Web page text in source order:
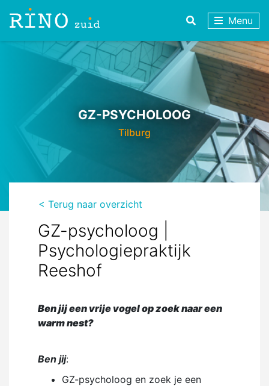
Menu
GZ-PSYCHOLOOG
Tilburg
< Terug naar overzicht
GZ-psycholoog |
Psychologiepraktijk
Reeshof
Ben jij een vrije vogel op zoek naar een
warm nest?
Ben jij:
GZ-psycholoog en zoek je een